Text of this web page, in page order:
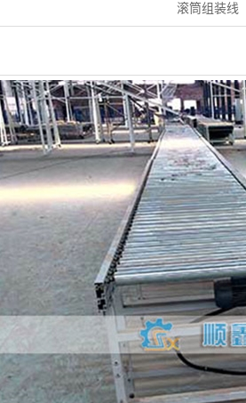
滚筒组装线